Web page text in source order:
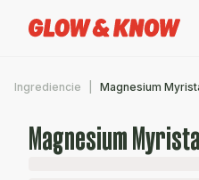
Ingrediencie Magnesium
Magnesium